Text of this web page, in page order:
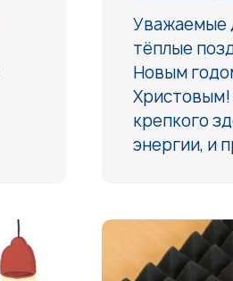
Уважаемые
тёплые
Новым
крепкого
энергии, и